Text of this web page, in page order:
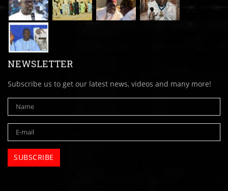
NEWSLETTER
Subscribe us to get our latest news, videos and many more!